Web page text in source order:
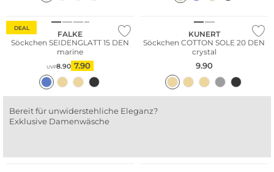
DEAL
FALKE
Söckchen SEIDENGLATT 15 DEN
marine
UVP8.90 7.90
KUNERT
Söckchen COTTON SOLE 20 DEN
crystal
9.90
Bereit für unwiderstehliche Eleganz?
Exklusive Damenwäsche